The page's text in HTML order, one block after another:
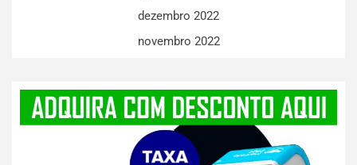
dezembro 2022
novembro 2022